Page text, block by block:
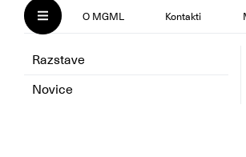
O MGML Kontakti
Razstave
Novice